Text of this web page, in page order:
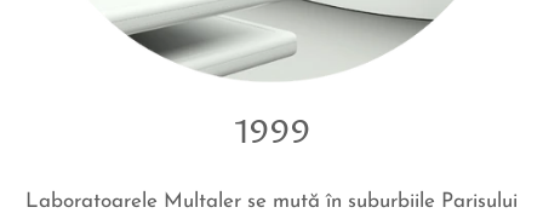
1999
Laboratoarele Multaler se mută în suburbiile Parisului